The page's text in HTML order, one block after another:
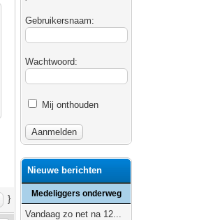
}
Gebruikersnaam:
Wachtwoord:
Mij onthouden
Nieuwe berichten
Medeliggers onderweg
Vandaag zo net na 12...